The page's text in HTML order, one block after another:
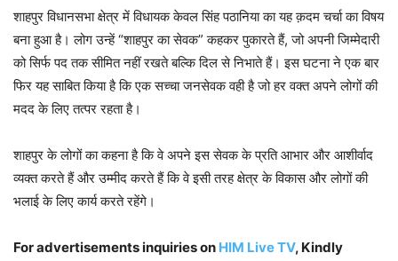
शाहपुर विधानसभा क्षेत्र में विधायक केवल सिंह पठानिया का यह क़दम चर्चा का विषय
बना हुआ है। लोग उन्हें “शाहपुर का सेवक” कहकर पुकारते हैं, जो अपनी जिम्मेदारी
को सिर्फ पद तक सीमित नहीं रखते बल्कि दिल से निभाते हैं। इस घटना ने एक बार
फिर यह साबित किया है कि एक सच्चा जनसेवक वही है जो हर वक्त अपने लोगों की
मदद के लिए तत्पर रहता है।
शाहपुर के लोगों का कहना है कि वे अपने इस सेवक के प्रति आभार और आशीर्वाद
व्यक्त करते हैं और उम्मीद करते हैं कि वे इसी तरह क्षेत्र के विकास और लोगों की
भलाई के लिए कार्य करते रहेंगे।
For advertisements inquiries on HIM Live TV, Kindly